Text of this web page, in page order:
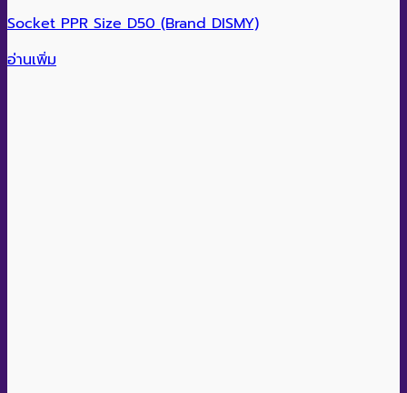
Socket PPR Size D50 (Brand DISMY)
อ่านเพิ่ม